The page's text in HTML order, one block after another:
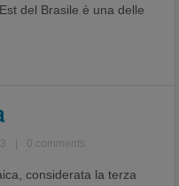
del Brasile è una delle
0 comments
considerata la terza